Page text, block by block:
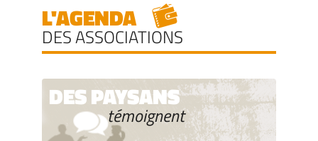
L'AGENDA
DES ASSOCIATIONS
DES PAYSANS
témoignent